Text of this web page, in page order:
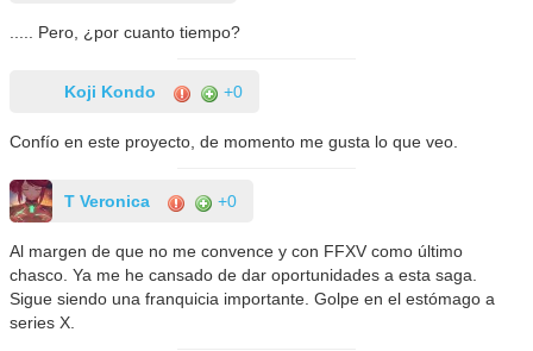
..... Pero, ¿por cuanto tiempo?
Koji Kondo +0
Confío en este proyecto, de momento me gusta lo que veo.
T Veronica +0
Al margen de que no me convence y con FFXV como último
chasco. Ya me he cansado de dar oportunidades a esta saga.
Sigue siendo una franquicia importante. Golpe en el estómago a
series X.